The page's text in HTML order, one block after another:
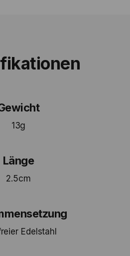
13g
Länge
2.5cm
Edelstahl